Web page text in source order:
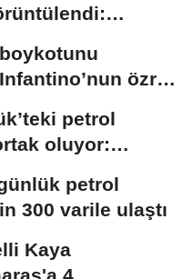
özrü
petrol
oluyor:
petrol
300 varile ulaştı
Kaya